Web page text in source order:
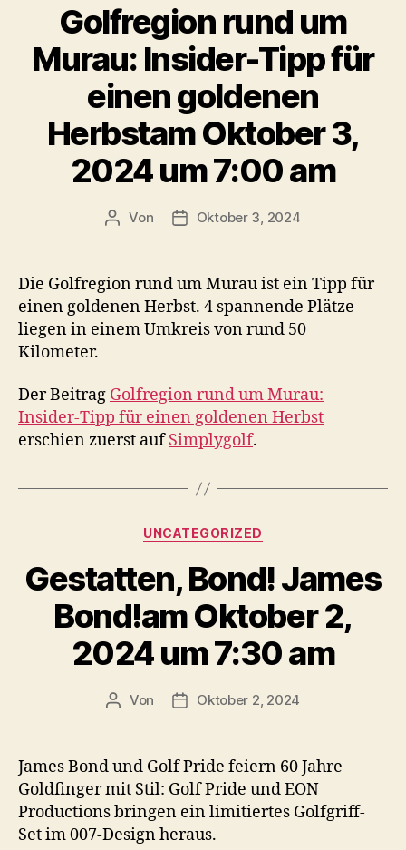
Golfregion rund um
Murau: Insider-Tipp für
einen goldenen
Herbstam Oktober 3,
2024 um 7:00 am
Beitragsautor
Von Veröffentlichungsdatum
Oktober 3, 2024
Die Golfregion rund um Murau ist ein Tipp für
einen goldenen Herbst. 4 spannende Plätze
liegen in einem Umkreis von rund 50
Kilometer.
Der Beitrag Golfregion rund um Murau:
Insider-Tipp für einen goldenen Herbst
erschien zuerst aufSimplygolf.
Kategorien
UNCATEGORIZED
Gestatten, Bond! James
Bond!am Oktober 2,
2024 um 7:30 am
Beitragsautor
Von Veröffentlichungsdatum
Oktober 2, 2024
James Bond und Golf Pride feiern 60 Jahre
Goldfinger mit Stil: Golf Pride und EON
Productions bringen ein limitiertes Golfgriff-
Set im 007-Design heraus.